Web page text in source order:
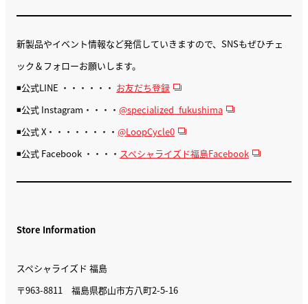
新製品やイベント情報など発信していきますので、SNSもぜひチェ
ック＆フォローお願いします。
◾️公式LINE ・・・・・・ お友だち登録
◾️公式 Instagram・・・・ @specialized_fukushima
◾️公式 X・・・・・・・・ @LoopCycle0
◾️公式 Facebook ・・・・ スペシャライズド福島Facebook
Store Information
スペシャライズド 福島
〒963-8811 福島県郡山市方八町2-5-16